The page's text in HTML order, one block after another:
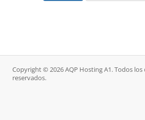
Copyright © 2026 AQP Hosting A1. Todos los
reservados.